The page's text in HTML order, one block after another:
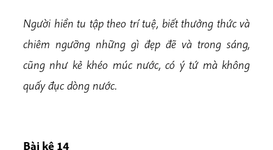
Người hiền tu tập theo trí tuệ, biết thưởng thức và
chiêm ngưỡng những gì đẹp đẽ và trong sáng,
cũng như kẻ khéo múc nước, có ý tứ mà không
quấy đục dòng nước.
Bài kệ 14